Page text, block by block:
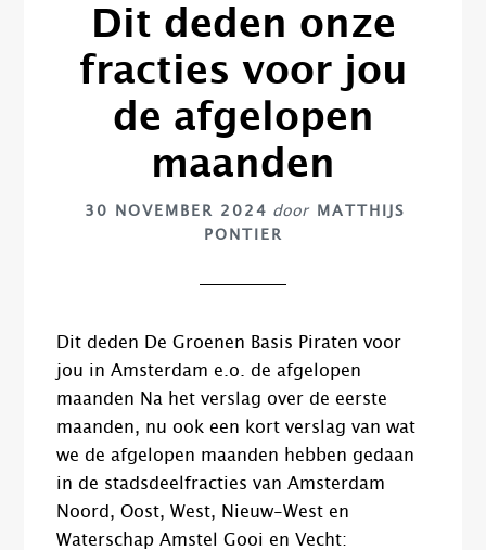
Dit deden onze
fracties voor jou
de afgelopen
maanden
30 NOVEMBER 2024 door MATTHIJS
PONTIER
Dit deden De Groenen Basis Piraten voor
jou in Amsterdam e.o. de afgelopen
maanden Na het verslag over de eerste
maanden, nu ook een kort verslag van wat
we de afgelopen maanden hebben gedaan
in de stadsdeelfracties van Amsterdam
Noord, Oost, West, Nieuw-West en
Waterschap Amstel Gooi en Vecht: